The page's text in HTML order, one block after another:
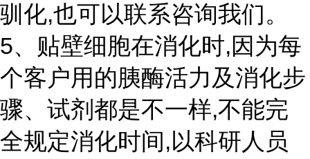
驯化,也可以联系咨询我们。
5、贴壁细胞在消化时,因为每
个客户用的胰酶活力及消化步
骤、试剂都是不一样,不能完
全规定消化时间,以科研人员